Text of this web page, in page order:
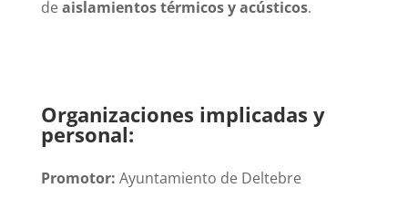
deaislamientos térmicos y acústicos.
Organizaciones implicadas y
personal:
Promotor: Ayuntamiento de Deltebre